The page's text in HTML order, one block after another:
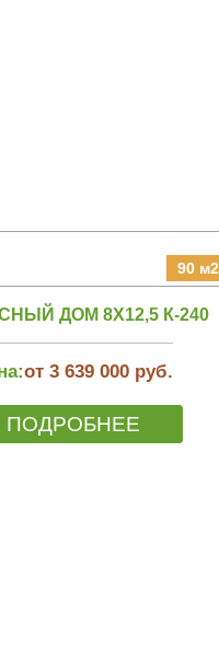
90 м2
ДОМ 8Х12,5 К-240
от 3 639 000 руб.
ПОДРОБНЕЕ